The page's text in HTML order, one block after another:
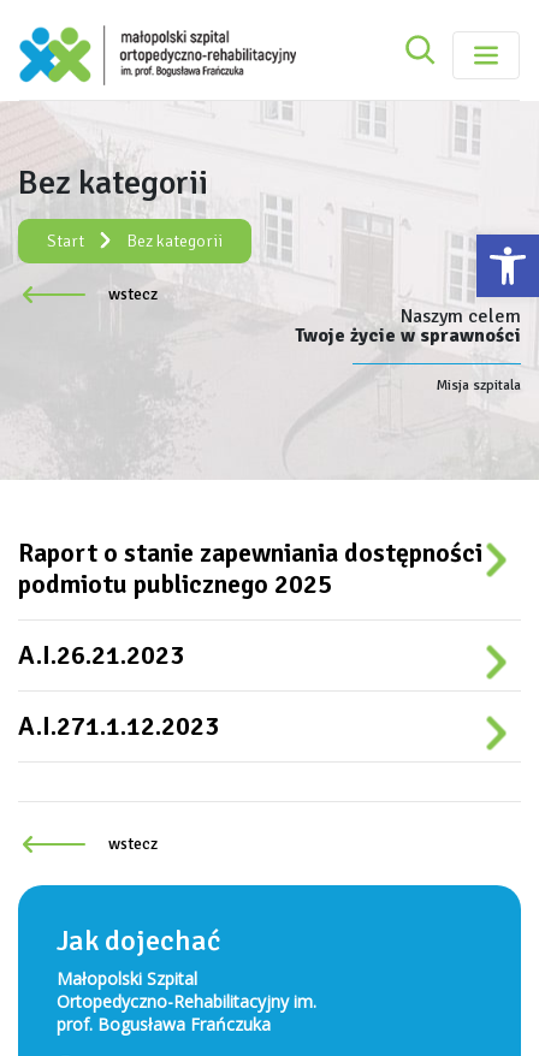
Małopolski Szpital Ortopedyczno-Szukaj
Szukaj
Bez kategorii
Start Bez kategorii
wstecz
Naszym celem
Twoje życie w sprawności
Misja szpitala
Raport o stanie zapewniania dostępności
podmiotu publicznego 2025
A.I.26.21.2023
A.I.271.1.12.2023
wstecz
Jak dojechać
Małopolski Szpital
Ortopedyczno-Rehabilitacyjny im.
prof. Bogusława Frańczuka